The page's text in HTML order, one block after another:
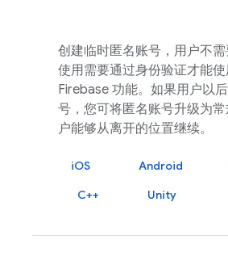
创建临时匿名账号，用户不
使用需要通过身份验证才能使
Firebase 功能。如果用户以
号，您可将匿名账号升级为
户能够从离开的位置继续。
iOS Android
C++
Unity